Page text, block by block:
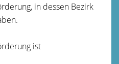
in dessen Bezirk
ist